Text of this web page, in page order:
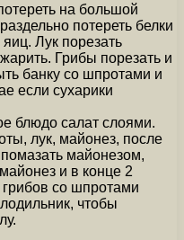
на большой
потереть белки
Лук порезать
Грибы порезать и
банку со шпротами и
если сухарики
блюдо салат слоями.
лук, майонез, после
майонезом,
и в конце 2
со шпротами
чтобы